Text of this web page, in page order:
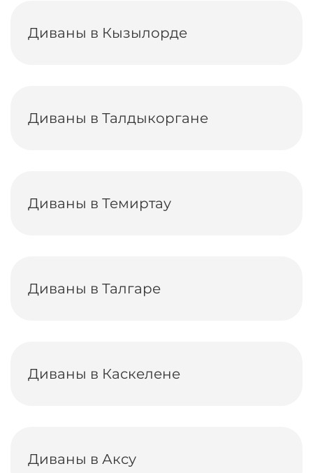
Диваны в Кызылорде
Диваны в Талдыкоргане
Диваны в Темиртау
Диваны в Талгаре
Диваны в Каскелене
Диваны в Аксу